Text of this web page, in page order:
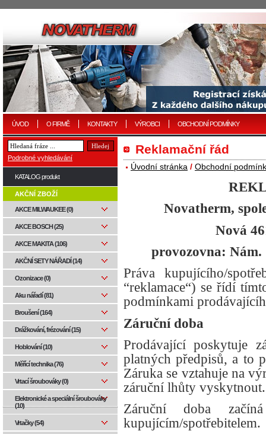
ÚVOD O FIRMĚ KONTAKTY VÝROBCI OBCHODNÍ PODMÍNKY
Reklamační řád
Úvodní stránka / Obchodní
Novatherm,
Nová
provozovna: Nám.
Práva kupujícího/
“reklamace“) se řídí
podmínkami
Záruční doba
Prodávající poskytuje
platných předpisů, a to
Záruka se vztahuje na
záruční lhůty vyskytnout.
Záruční doba
kupujícím/spotřebitelem.
Podrobné vyhledávání
KATALOG produkt
AKČNÍ ZBOŽÍ
AKCE MILWAUKEE (0)
AKCE BOSCH (25)
AKCE MAKITA (106)
AKČNÍ SETY NÁŘADÍ (14)
Ozonizace (0)
Aku nářadí (81)
Broušení (164)
Drážkování, frézování (15)
Hoblování (10)
Měřící technika (76)
Vrtací šroubováky (0)
Elektronické a speciální šroubováky
(10)
Vrtačky (54)